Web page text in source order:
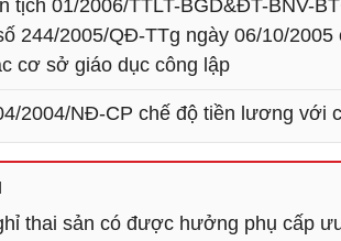
tịch 01/2006/TTLT-BGD&ĐT-BNV-
244/2005/QĐ-TTg ngày 06/10/
cơ sở giáo dục công lập
2004/NĐ-CP chế độ tiền lương với
thai sản có được hưởng phụ cấp